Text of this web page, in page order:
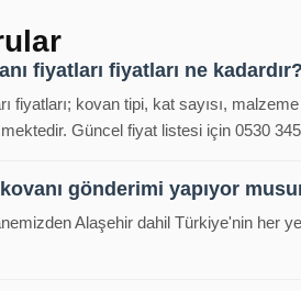
fiyatları fiyatları ne kadardır?
fiyatları; kovan tipi, kat sayısı,
Güncel fiyat listesi için 0530
gönderimi yapıyor
Alaşehir dahil Türkiye'nin her